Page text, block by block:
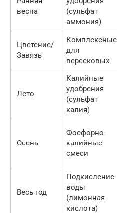
весна
(сульфат
аммония)
Цветение/
Завязь
Комплексные
для
вересковых
Лето
Калийные
удобрения
(сульфат
калия)
Осень
Фосфорно-
калийные
смеси
Весь год
Подкисление
воды
(лимонная
кислота)